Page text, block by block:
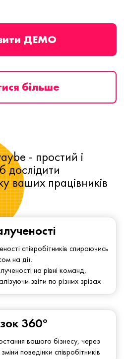
ДЕМО
більше
співробітників спираючись
на дії.
на рівні команд,
звіти по різних зрізах
360°
вашого бізнесу, через
поведінки співробітників
- простий і
дослідити
ваших працівників